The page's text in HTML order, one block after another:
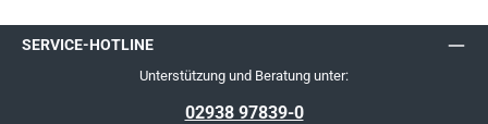
SERVICE-HOTLINE
Unterstützung und Beratung unter:
02938 97839-0